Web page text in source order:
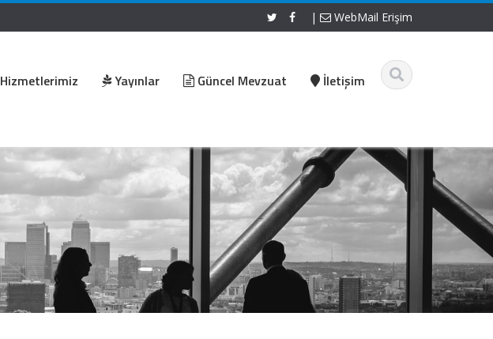
| WebMail Erişim
Hizmetlerimiz Yayınlar Güncel Mevzuat İletişim